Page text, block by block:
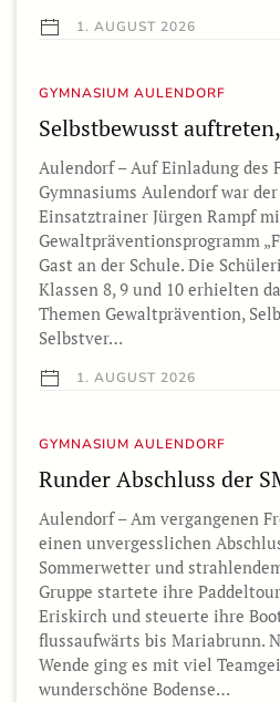
1. AUGUST 2026
GYMNASIUM AULENDORF
Selbstbewusst
Aulendorf – Auf Einladung des
Gymnasiums Aulendorf war
Einsatztrainer Jürgen Rampf
Gewaltpräventionsprogramm
Gast an der Schule. Die
Klassen 8, 9 und 10 erhielten
Themen Gewaltprävention,
Selbstver…
1. AUGUST 2026
GYMNASIUM AULENDORF
Runder Abschluss der
Aulendorf – Am vergangenen
einen unvergesslichen
Sommerwetter und
Gruppe startete ihre
Eriskirch und steuerte ihre
flussaufwärts bis Mariabrunn.
Wende ging es mit viel
wunderschöne Bodense…